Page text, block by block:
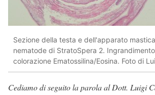
Sezione della testa e dell'apparato
nematode di StratoSpera 2.
colorazione Ematossilina/Eosina. Foto di
Cediamo di seguito la parola al Dott. Luigi